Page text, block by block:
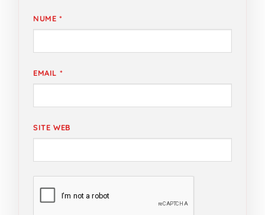
NUME *
EMAIL *
SITE WEB